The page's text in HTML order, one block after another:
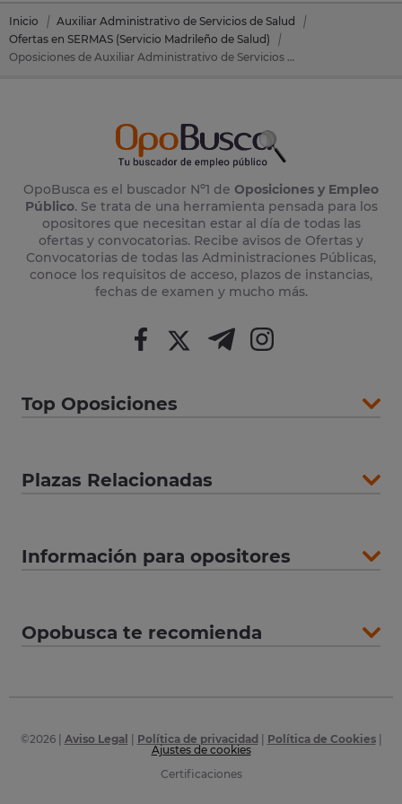
Inicio
Auxiliar Administrativo de Servicios de Salud
Ofertas en SERMAS (Servicio Madrileño de Salud)
Oposiciones de Auxiliar Administrativo de Servicios de Salud en SERMAS (Servicio Madrileño de Salud)
OpoBusca es el buscador Nº1 de Oposiciones y Empleo
Público. Se trata de una herramienta pensada para los
opositores que necesitan estar al día de todas las
ofertas y convocatorias. Recibe avisos de Ofertas y
Convocatorias de todas las Administraciones Públicas,
conoce los requisitos de acceso, plazos de instancias,
fechas de examen y mucho más.
Top Oposiciones
Plazas Relacionadas
Información para opositores
Opobusca te recomienda
©2026| Aviso Legal Política de privacidad Política de Cookies|
Ajustes de cookies
Certificaciones